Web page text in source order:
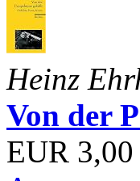
Heinz
Von der
EUR 3,00